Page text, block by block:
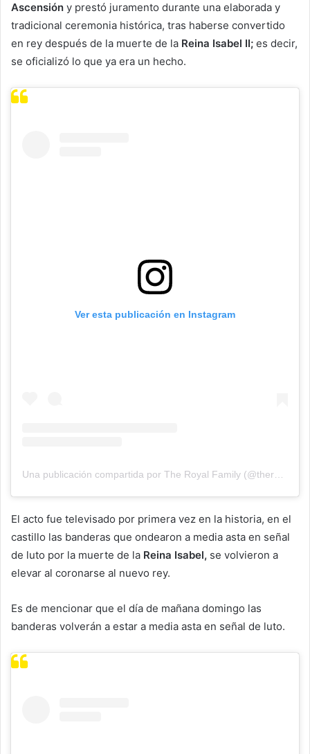
Ascensión y prestó juramento durante una elaborada y
tradicional ceremonia histórica, tras haberse convertido
en rey después de la muerte de la Reina Isabel II; es decir,
se oficializó lo que ya era un hecho.
Ver esta publicación en Instagram
El acto fue televisado por primera vez en la historia, en el
castillo las banderas que ondearon a media asta en señal
de luto por la muerte de la Reina Isabel, se volvieron a
elevar al coronarse al nuevo rey.
Es de mencionar que el día de mañana domingo las
banderas volverán a estar a media asta en señal de luto.